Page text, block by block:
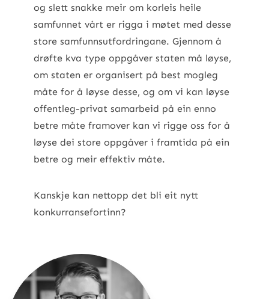
og slett snakke meir om korleis heile
samfunnet vårt er rigga i møtet med desse
store samfunnsutfordringane. Gjennom å
drøfte kva type oppgåver staten må løyse,
om staten er organisert på best mogleg
måte for å løyse desse, og om vi kan løyse
offentleg-privat samarbeid på ein enno
betre måte framover kan vi rigge oss for å
løyse dei store oppgåver i framtida på ein
betre og meir effektiv måte.
Kanskje kan nettopp det bli eit nytt
konkurransefortinn?